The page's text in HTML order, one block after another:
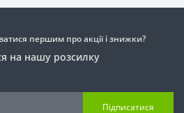
першим про акції і знижки?
на нашу розсилку
Підписатися